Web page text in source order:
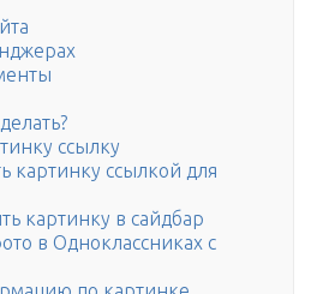
ссылку
картинку ссылкой для
картинку в сайдбар
в Одноклассниках с